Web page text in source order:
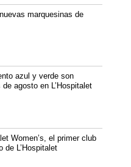
marquesinas de
azul y verde son
agosto en L’Hospitalet
Women’s, el primer club
de L’Hospitalet